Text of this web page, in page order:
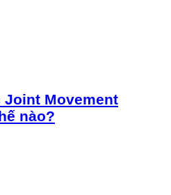
Movement
nào?